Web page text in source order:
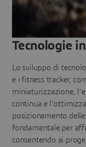
Tecnologie
Lo sviluppo di
e i fitness tracker,
miniaturizzazione,
continua e
posizionamento
fondamentale per
consentendo ai